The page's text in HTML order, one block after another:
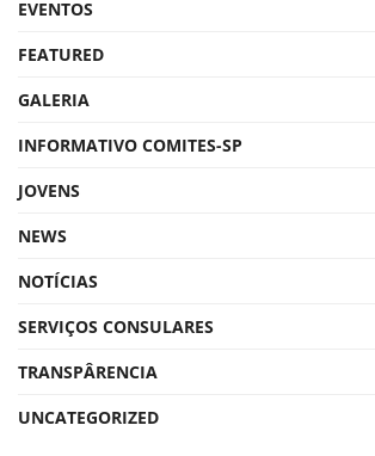
EVENTOS
FEATURED
GALERIA
INFORMATIVO COMITES-SP
JOVENS
NEWS
NOTÍCIAS
SERVIÇOS CONSULARES
TRANSPÂRENCIA
UNCATEGORIZED